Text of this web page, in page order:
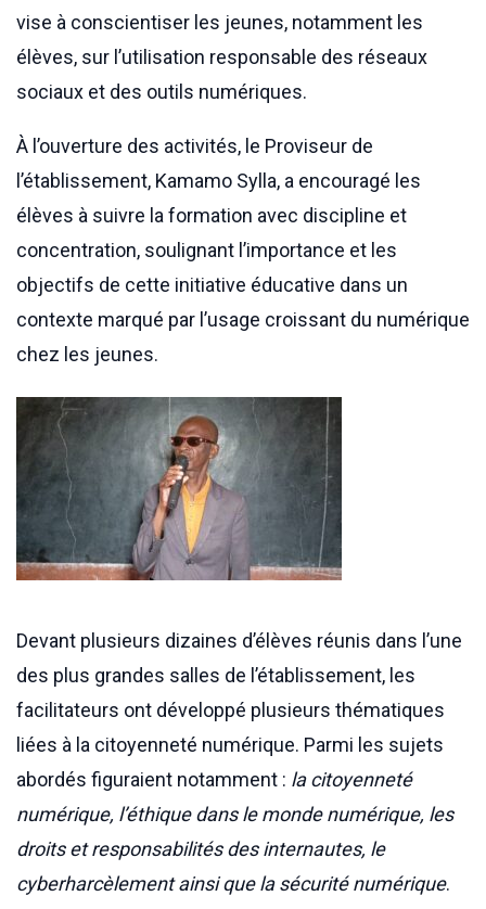
vise à conscientiser les jeunes, notamment les
élèves, sur l’utilisation responsable des réseaux
sociaux et des outils numériques.
À l’ouverture des activités, le Proviseur de
l’établissement, Kamamo Sylla, a encouragé les
élèves à suivre la formation avec discipline et
concentration, soulignant l’importance et les
objectifs de cette initiative éducative dans un
contexte marqué par l’usage croissant du numérique
chez les jeunes.
Devant plusieurs dizaines d’élèves réunis dans l’une
des plus grandes salles de l’établissement, les
facilitateurs ont développé plusieurs thématiques
liées à la citoyenneté numérique. Parmi les sujets
abordés figuraient notamment : la citoyenneté
numérique, l’éthique dans le monde numérique, les
droits et responsabilités des internautes, le
cyberharcèlement ainsi que la sécurité numérique.